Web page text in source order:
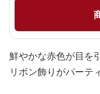
鮮やかな赤色が目を
リボン飾りがパーテ